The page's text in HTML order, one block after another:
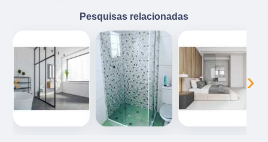
Pesquisas relacionadas
‹ ›